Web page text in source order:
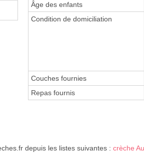
Âge des enfants
Condition de domiciliation
Couches fournies
Repas fournis
depuis les listes suivantes : crèche